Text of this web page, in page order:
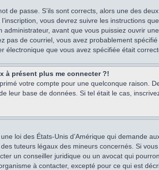
de passe. S’ils sont corrects, alors une des
vous devrez suivre les instructions
avant que vous puissiez ouvrir
pas de courriel, vous avez probablement
électronique que vous avez spécifiée était
à présent plus me connecter ?!
votre compte pour une quelconque raison.
leur base de données. Si tel était le cas,
loi des États-Unis d’Amérique qui demande
tuteurs légaux des mineurs concernés. Si
un conseiller juridique ou un avocat qui
à contacter, excepté pour ce qui est